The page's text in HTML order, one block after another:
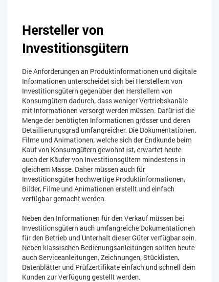
Hersteller von
Investitionsgütern
Die Anforderungen an Produktinformationen und digitale
Informationen unterscheidet sich bei Herstellern von
Investitionsgütern gegenüber den Herstellern von
Konsumgütern dadurch, dass weniger Vertriebskanäle
mit Informationen versorgt werden müssen. Dafür ist die
Menge der benötigten Informationen grösser und deren
Detaillierungsgrad umfangreicher. Die Dokumentationen,
Filme und Animationen, welche sich der Endkunde beim
Kauf von Konsumgütern gewohnt ist, erwartet heute
auch der Käufer von Investitionsgütern mindestens in
gleichem Masse. Daher müssen auch für
Investitionsgüter hochwertige Produktinformationen,
Bilder, Filme und Animationen erstellt und einfach
verfügbar gemacht werden.
Neben den Informationen für den Verkauf müssen bei
Investitionsgütern auch umfangreiche Dokumentationen
für den Betrieb und Unterhalt dieser Güter verfügbar sein.
Neben klassischen Bedienungsanleitungen sollten heute
auch Serviceanleitungen, Zeichnungen, Stücklisten,
Datenblätter und Prüfzertifikate einfach und schnell dem
Kunden zur Verfügung gestellt werden.